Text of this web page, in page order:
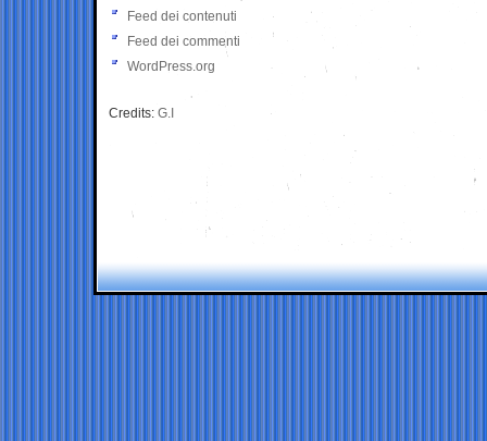
Feed dei contenuti
Feed dei commenti
WordPress.org
Credits: G.I